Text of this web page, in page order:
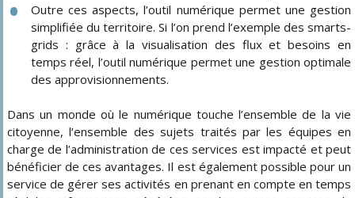
Outre ces aspects, l’outil numérique permet une gestion
simplifiée du territoire. Si l’on prend l’exemple des smarts-
grids : grâce à la visualisation des flux et besoins en
temps réel, l’outil numérique permet une gestion optimale
des approvisionnements.
Dans un monde où le numérique touche l’ensemble de la vie
citoyenne, l’ensemble des sujets traités par les équipes en
charge de l’administration de ces services est impacté et peut
bénéficier de ces avantages. Il est également possible pour un
service de gérer ses activités en prenant en compte en temps